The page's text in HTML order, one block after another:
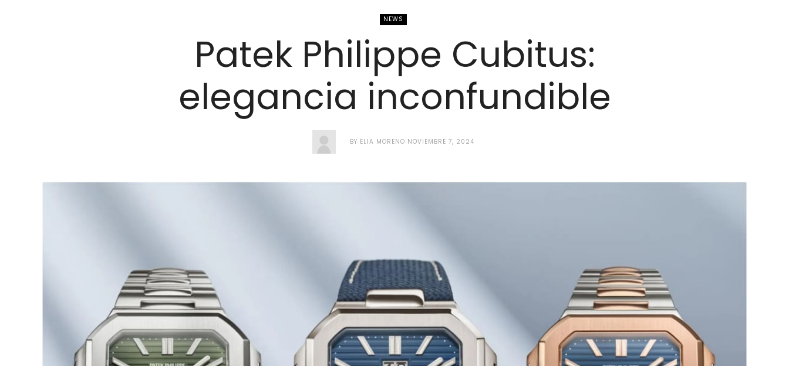
NEWS
Patek Philippe Cubitus:
elegancia inconfundible
BY ELIA MORENO NOVIEMBRE 7, 2024